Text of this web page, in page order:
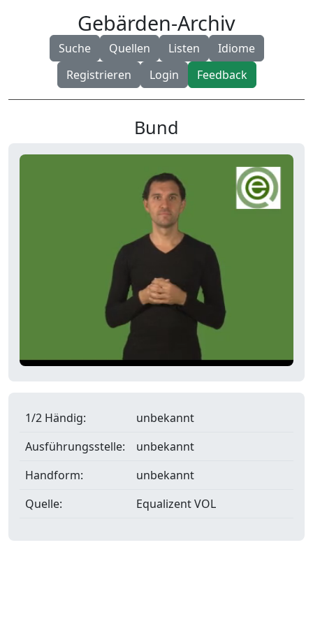
Gebärden-Archiv
Suche Quellen Listen
Idiome
Registrieren
Login Feedback
Bund
1/2 Händig:
unbekannt
Ausführungsstelle:
unbekannt
Handform:
unbekannt
Quelle:
Equalizent VOL